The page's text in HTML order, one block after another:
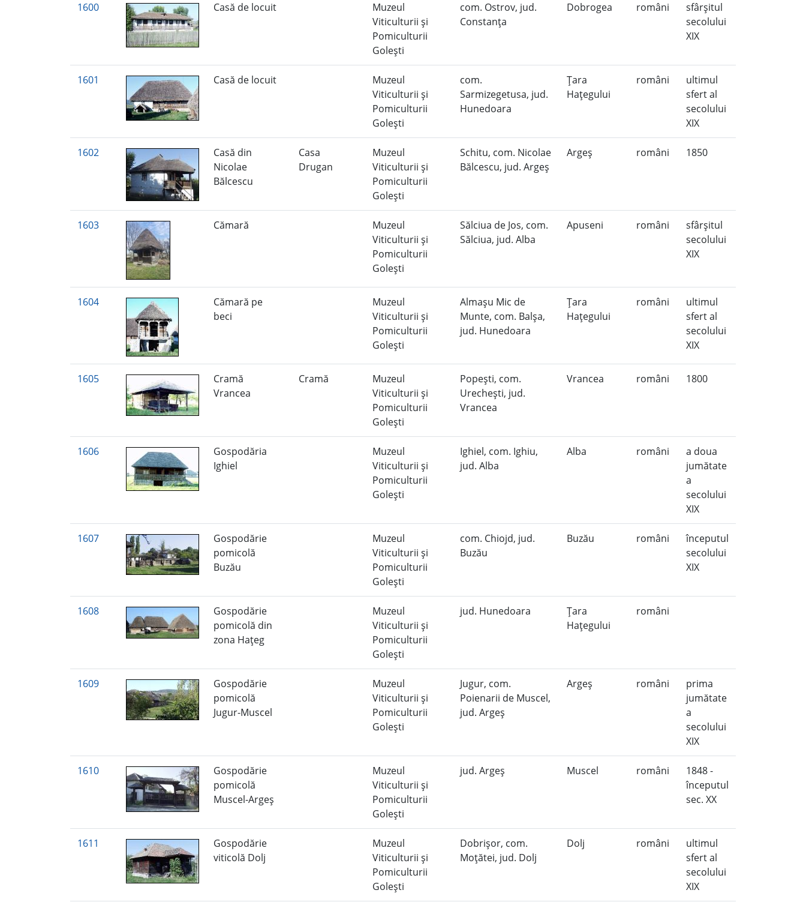
1600 Casă de locuit
Muzeul
Viticulturii şi
Pomiculturii
Goleşti
com. Ostrov, jud.
Constanţa
Dobrogea români
sfârşitul
secolului
XIX
1601 Casă de locuit
Muzeul
Viticulturii şi
Pomiculturii
Goleşti
com.
Sarmizegetusa, jud.
Hunedoara
Ţara
Haţegului
români
ultimul
sfert al
secolului
XIX
1602
Casă din
Nicolae
Bălcescu
Casa
Drugan
Muzeul
Viticulturii şi
Pomiculturii
Goleşti
Schitu, com. Nicolae
Bălcescu, jud. Argeş
Argeş români 1850
1603 Cămară
Muzeul
Viticulturii şi
Pomiculturii
Goleşti
Sălciua de Jos, com.
Sălciua, jud. Alba
Apuseni români
sfârşitul
secolului
XIX
1604
Cămară pe
beci
Muzeul
Viticulturii şi
Pomiculturii
Goleşti
Almaşu Mic de
Munte, com. Balşa,
jud. Hunedoara
Ţara
Haţegului
români
ultimul
sfert al
secolului
XIX
1605
Cramă
Vrancea
Cramă
Muzeul
Viticulturii şi
Pomiculturii
Goleşti
Popeşti, com.
Urecheşti, jud.
Vrancea
Vrancea români 1800
1606
Gospodăria
Ighiel
Muzeul
Viticulturii şi
Pomiculturii
Goleşti
Ighiel, com. Ighiu,
jud. Alba
Alba români
a doua
jumătate
a
secolului
XIX
1607
Gospodărie
pomicolă
Buzău
Muzeul
Viticulturii şi
Pomiculturii
Goleşti
com. Chiojd, jud.
Buzău
Buzău români
începutul
secolului
XIX
1608
Gospodărie
pomicolă din
zona Haţeg
Muzeul
Viticulturii şi
Pomiculturii
Goleşti
jud. Hunedoara
Ţara
Haţegului
români
1609
Gospodărie
pomicolă
Jugur-Muscel
Muzeul
Viticulturii şi
Pomiculturii
Goleşti
Jugur, com.
Poienarii de Muscel,
jud. Argeş
Argeş români
prima
jumătate
a
secolului
XIX
1610
Gospodărie
pomicolă
Muscel-Argeş
Muzeul
Viticulturii şi
Pomiculturii
Goleşti
jud. Argeş Muscel români
1848 -
începutul
sec. XX
1611
Gospodărie
viticolă Dolj
Muzeul
Viticulturii şi
Pomiculturii
Goleşti
Dobrişor, com.
Moţătei, jud. Dolj
Dolj români
ultimul
sfert al
secolului
XIX